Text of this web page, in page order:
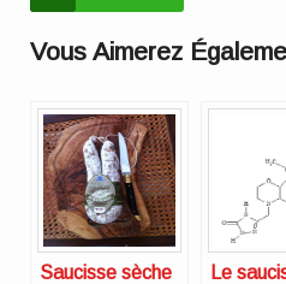
Vous Aimerez
Saucisse sèche
Le